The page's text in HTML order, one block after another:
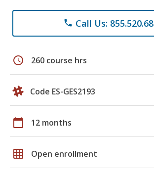
phone Call Us:
schedule 260 course hrs
Code ES-GES2193
calendar_today 12 months
grid_on Open enrollment